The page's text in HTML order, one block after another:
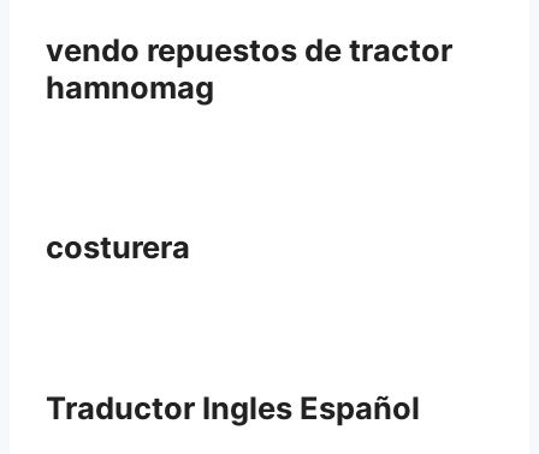
vendo repuestos de tractor
hamnomag
costurera
Traductor Ingles Español